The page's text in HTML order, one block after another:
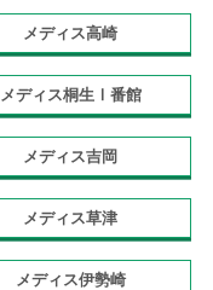
メディス高崎
メディス桐生Ⅰ番館
メディス吉岡
メディス草津
メディス伊勢崎